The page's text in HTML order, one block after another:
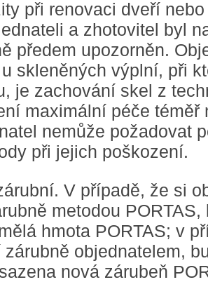
při renovaci dveří
a zhotovitel byl
předem upozorněn.
skleněných výplní, při
je zachování skel z
maximální péče téměř
nemůže požadovat
při jejich poškození.
V případě, že si
metodou
hmota PORTAS; v
objednatelem,
nová zárubeň